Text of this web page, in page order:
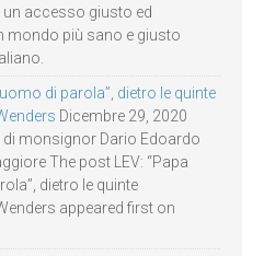
accesso giusto ed
mondo più sano e giusto
uomo di parola”, dietro le quinte
Dicembre 29, 2020
monsignor Dario Edoardo
The post LEV: “Papa
dietro le quinte
appeared first on